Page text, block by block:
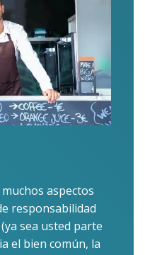
aspectos
responsabilidad
sea usted parte
el bien común, la